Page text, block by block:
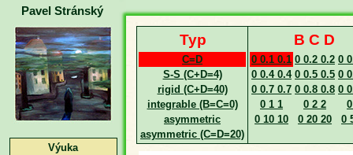
Pavel Stránský
Výuka
Typ
C=D
S-S (C+D=4)
rigid (C+D=40)
integrable (B=C=0)
asymmetric
asymmetric (C=D=20)
B C D
0 0.1 0.1 0 0.2 0.2 0
0 0.4 0.4 0 0.5 0.5 0
0 0.7 0.7 0 0.8 0.8 0
0 1 1
0 2 2
0 10 10
0 20 20 0